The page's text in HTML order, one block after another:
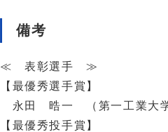
備考
≪ 表彰選手 ≫
【最優秀選手賞】
永田 晧一 （第一工業大
【最優秀投手賞】